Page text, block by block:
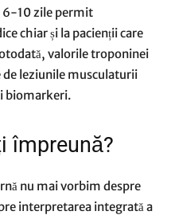
6-10 zile permit
chiar și la pacienții care
valorile troponinei
leziunile musculaturii
biomarkeri.
împreună?
nu mai vorbim despre
interpretarea integrată a